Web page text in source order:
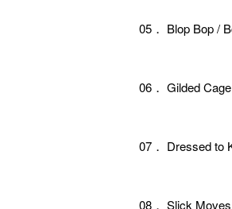
05． Blop Bop /
06． Gilded
07． Dressed to
08． Slick